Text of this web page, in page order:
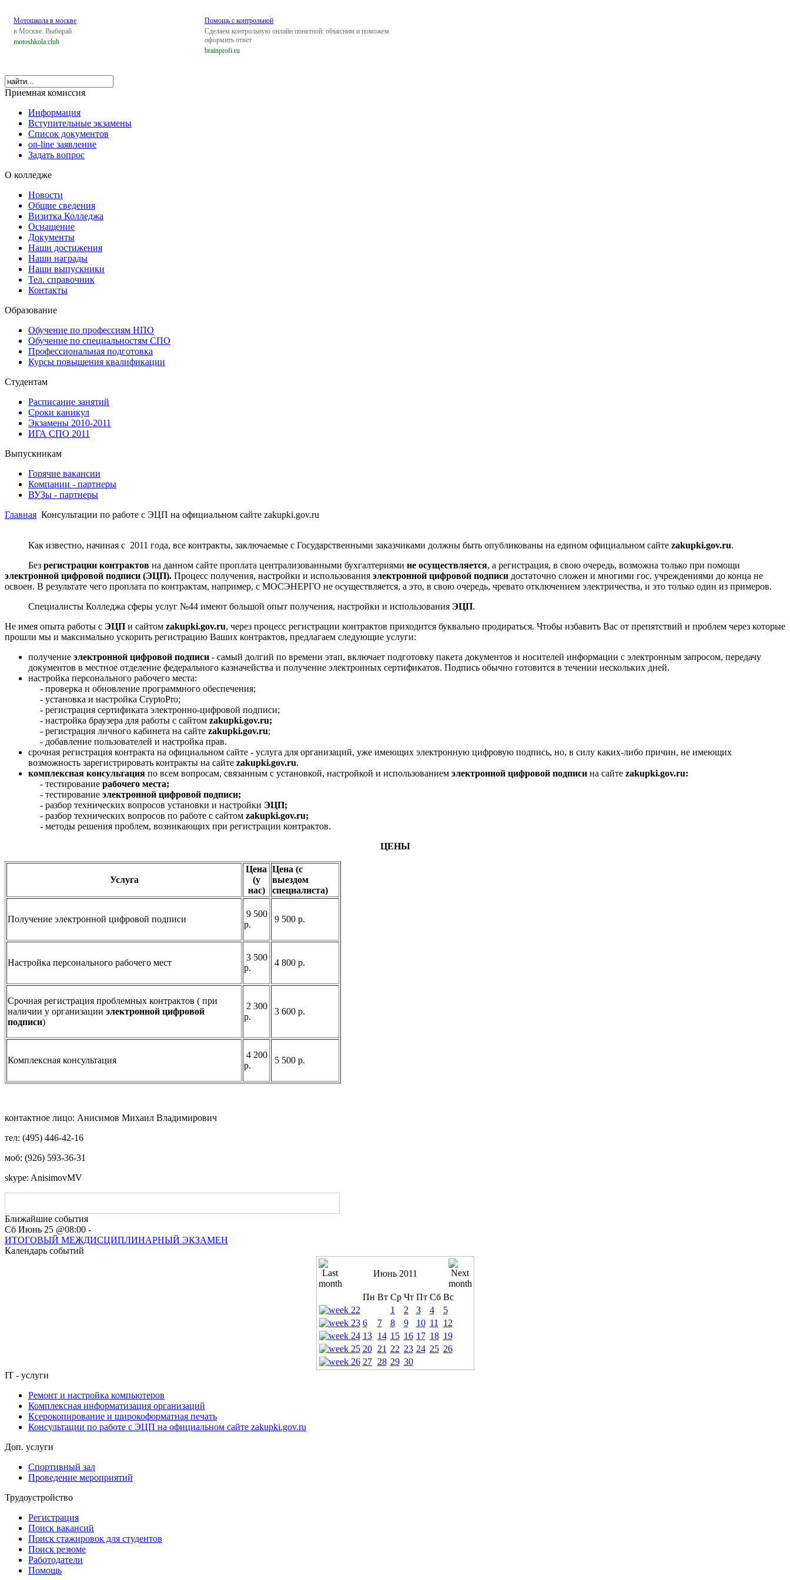
Мотошкола в москве
в Москве. Выбирай
motoshkola.club
Помощь с контрольной
Сделаем контрольную онлайн понятной: объясним и поможем
оформить ответ
brainprofi.ru
Приемная комиссия
Информация
Вступительные экзамены
Список документов
on-line заявление
Задать вопрос
О колледже
Новости
Общие сведения
Визитка Колледжа
Оснащение
Документы
Наши достижения
Наши награды
Наши выпускники
Тел. справочник
Контакты
Образование
Обучение по профессиям НПО
Обучение по специальностям СПО
Профессиональная подготовка
Курсы повышения квалификации
Студентам
Расписание занятий
Сроки каникул
Экзамены 2010-2011
ИГА СПО 2011
Выпускникам
Горячие вакансии
Компании - партнеры
ВУЗы - партнеры
Главная Консультации по работе с ЭЦП на официальном сайте zakupki.gov.ru
Как известно, начиная с 2011 года, все контракты, заключаемые с Государственными заказчиками должны быть опубликованы на едином официальном сайте zakupki.gov.ru.
Без регистрации контрактов на данном сайте проплата централизованными бухгалтериями не осуществляется, а регистрация, в свою очередь, возможна только при помощи
электронной цифровой подписи (ЭЦП). Процесс получения, настройки и использования электронной цифровой подписи достаточно сложен и многими гос. учреждениями до конца не
освоен. В результате чего проплата по контрактам, например, с МОСЭНЕРГО не осуществляется, а это, в свою очередь, чревато отключением электричества, и это только один из примеров.
Специалисты Колледжа сферы услуг №44 имеют большой опыт получения, настройки и использования ЭЦП.
Не имея опыта работы с ЭЦП и сайтом zakupki.gov.ru, через процесс регистрации контрактов приходится буквально продираться. Чтобы избавить Вас от препятствий и проблем через которые
прошли мы и максимально ускорить регистрацию Ваших контрактов, предлагаем следующие услуги:
получение электронной цифровой подписи - самый долгий по времени этап, включает подготовку пакета документов и носителей информации с электронным запросом, передачу
документов в местное отделение федерального казначейства и получение электронных сертификатов. Подпись обычно готовится в течении нескольких дней.
настройка персонального рабочего места:
- проверка и обновление программного обеспечения;
- установка и настройка CryptoPro;
- регистрация сертификата электронно-цифровой подписи;
- настройка браузера для работы с сайтом zakupki.gov.ru;
- регистрация личного кабинета на сайте zakupki.gov.ru;
- добавление пользователей и настройка прав.
срочная регистрация контракта на официальном сайте - услуга для организаций, уже имеющих электронную цифровую подпись, но, в силу каких-либо причин, не имеющих
возможность зарегистрировать контракты на сайте zakupki.gov.ru.
комплексная консультация по всем вопросам, связанным с установкой, настройкой и использованием электронной цифровой подписи на сайте zakupki.gov.ru:
- тестирование рабочего места;
- тестирование электронной цифровой подписи;
- разбор технических вопросов установки и настройки ЭЦП;
- разбор технических вопросов по работе с сайтом zakupki.gov.ru;
- методы решения проблем, возникающих при регистрации контрактов.
ЦЕНЫ
Услуга
Цена
(у
нас)
Цена (с
выездом
специалиста)
Получение электронной цифровой подписи
9 500
р.
9 500 р.
Настройка персонального рабочего мест
3 500
р.
4 800 р.
Срочная регистрация проблемных контрактов ( при
наличии у организации электронной цифровой
подписи)
2 300
р.
3 600 р.
Комплексная консультация
4 200
р.
5 500 р.
контактное лицо: Анисимов Михаил Владимирович
тел: (495) 446-42-16
моб: (926) 593-36-31
skype: AnisimovMV
Ближайшие события
Сб Июнь 25 @08:00 -
ИТОГОВЫЙ МЕЖДИСЦИПЛИНАРНЫЙ ЭКЗАМЕН
Календарь событий
Июнь 2011
Пн Вт Ср Чт Пт Сб Вс
1
2 3 4
5
6
7 8 9 10 11
12
13
14 15 16 17 18 19
20
21 22 23 24 25 26
27
28 29 30
IT - услуги
Ремонт и настройка компьютеров
Комплексная информатизация организаций
Ксерокопирование и широкоформатная печать
Консультации по работе с ЭЦП на официальном сайте zakupki.gov.ru
Доп. услуги
Спортивный зал
Проведение мероприятий
Трудоустройство
Регистрация
Поиск вакансий
Поиск стажировок для студентов
Поиск резюме
Работодатели
Помощь